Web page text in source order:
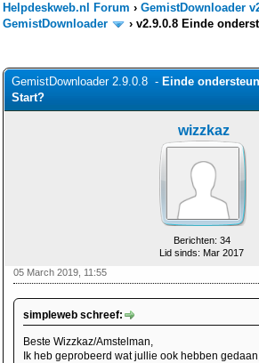
Foutcodes
Forum
Helpdeskweb.nl Forum › GemistDownloader
GemistDownloader
› v2.9.0.8 Einde
GemistDownloader 2.9.0.8 - Einde
Start?
wizzkaz
Berichten: 34
Lid sinds: Mar 2017
05 March 2019, 11:55
simpleweb schreef:
Beste Wizzkaz/Amstelman,
Ik heb geprobeerd wat jullie ook hebben